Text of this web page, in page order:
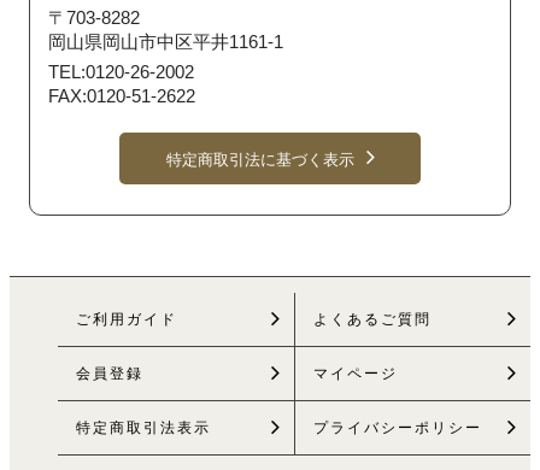
〒703-8282
岡山県岡山市中区平井1161-1
TEL:0120-26-2002
FAX:0120-51-2622
特定商取引法に基づく表示
ご利用ガイド よくあるご質問
会員登録 マイページ
特定商取引法表示 プライバシーポリシー